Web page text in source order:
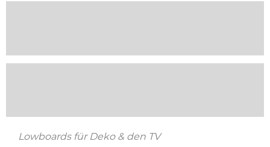
Lowboards für Deko & den TV